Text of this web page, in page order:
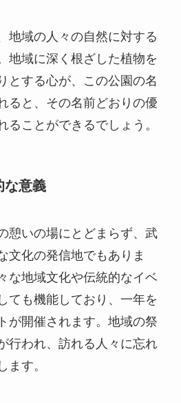
地域の人々の自然に対する
地域に深く根ざした植物を
とする心が、この公園の名
ると、その名前どおりの優
ることができるでしょう。
な意義
憩いの場にとどまらず、武
文化の発信地でもありま
な地域文化や伝統的なイベ
ても機能しており、一年を
が開催されます。地域の祭
行われ、訪れる人々に忘れ
ます。